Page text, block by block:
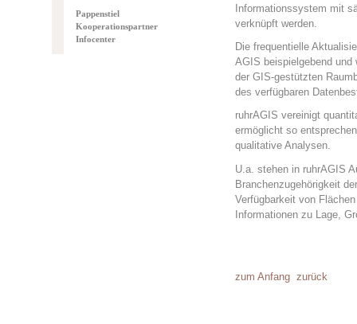
Informationssystem mit
verknüpft werden.
Die frequentielle
AGIS beispielgebend und
der GIS-gestützten
des verfügbaren
ruhrAGIS vereinigt
ermöglicht so
qualitative Analysen.
U.a. stehen in ruhrAGIS
Branchenzugehörigkeit
Verfügbarkeit von
Informationen zu Lage,
zum Anfang zurück
Pappenstiel
Kooperationspartner
Infocenter